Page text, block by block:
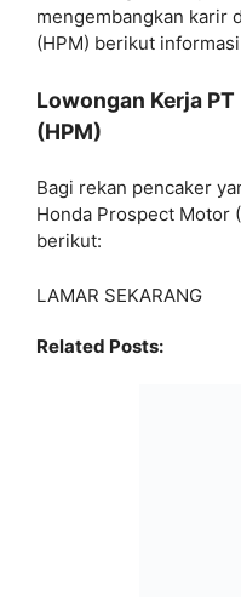
mengembangkan karir
(HPM) berikut
Lowongan Kerja
(HPM)
Bagi rekan pencaker
Honda Prospect Motor
berikut:
LAMAR SEKARANG
Related Posts: